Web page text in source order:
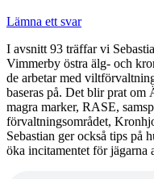
Lämna ett svar
I avsnitt 93 träffar vi
Vimmerby östra älg- och
de arbetar med
baseras på. Det blir prat om
magra marker, RASE,
förvaltningsområdet,
Sebastian ger också tips på
öka incitamentet för jägarna